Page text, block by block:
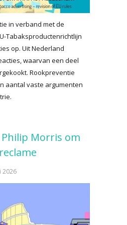
in verband met de
Tabaksproductenrichtlijn
op. Uit Nederland
waarvan een deel
Rookpreventie
aantal vaste argumenten
Morris om
2026